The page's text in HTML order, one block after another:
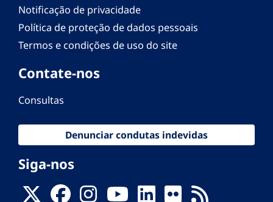
Notificação de privacidade
Política de proteção de dados pessoais
Termos e condições de uso do site
Contate-nos
Consultas
Denunciar condutas indevidas
Siga-nos